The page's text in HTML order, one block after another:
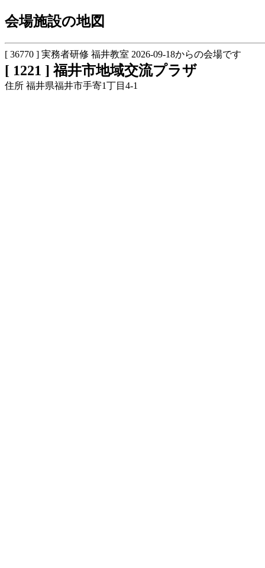
会場施設の地図
[ 36770 ] 実務者研修 福井教室 2026-09-18からの会場です
[ 1221 ] 福井市地域交流プラザ
住所 福井県福井市手寄1丁目4-1